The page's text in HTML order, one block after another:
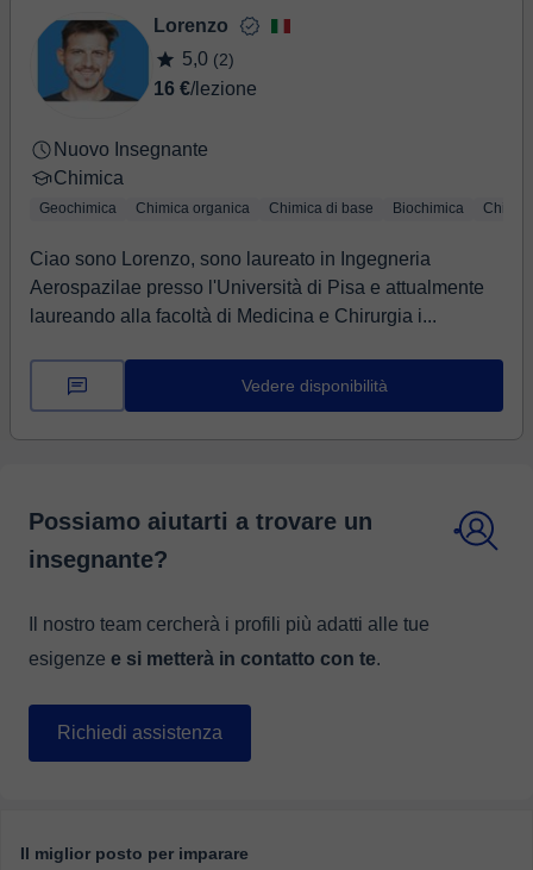
Lorenzo
5,0 (2)
16 €/lezione
Nuovo Insegnante
Chimica
Geochimica Chimica organica Chimica di base Biochimica
Ciao sono Lorenzo, sono laureato in Ingegneria
Aerospazilae presso l'Università di Pisa e attualmente
laureando alla facoltà di Medicina e Chirurgia i...
Vedere disponibilità
Possiamo aiutarti a trovare un
insegnante?
Il nostro team cercherà i profili più adatti alle tue
esigenze e si metterà in contatto con te.
Richiedi assistenza
Il miglior posto per imparare